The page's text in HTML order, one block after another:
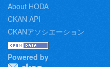
About HODA
CKAN API
CKANアソシエーション
Powered by